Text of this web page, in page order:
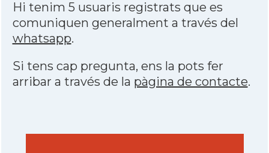
Hi tenim 5 usuaris registrats que es
comuniquen generalment a través del
whatsapp.
Si tens cap pregunta, ens la pots fer
arribar a través de la pàgina de contacte.